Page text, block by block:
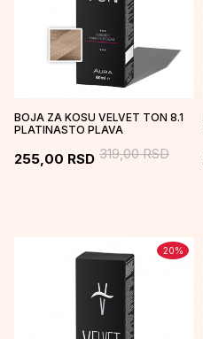
BOJA ZA KOSU VELVET TON 8.1
PLATINASTO PLAVA
255,00 RSD 319,00RSD
20%